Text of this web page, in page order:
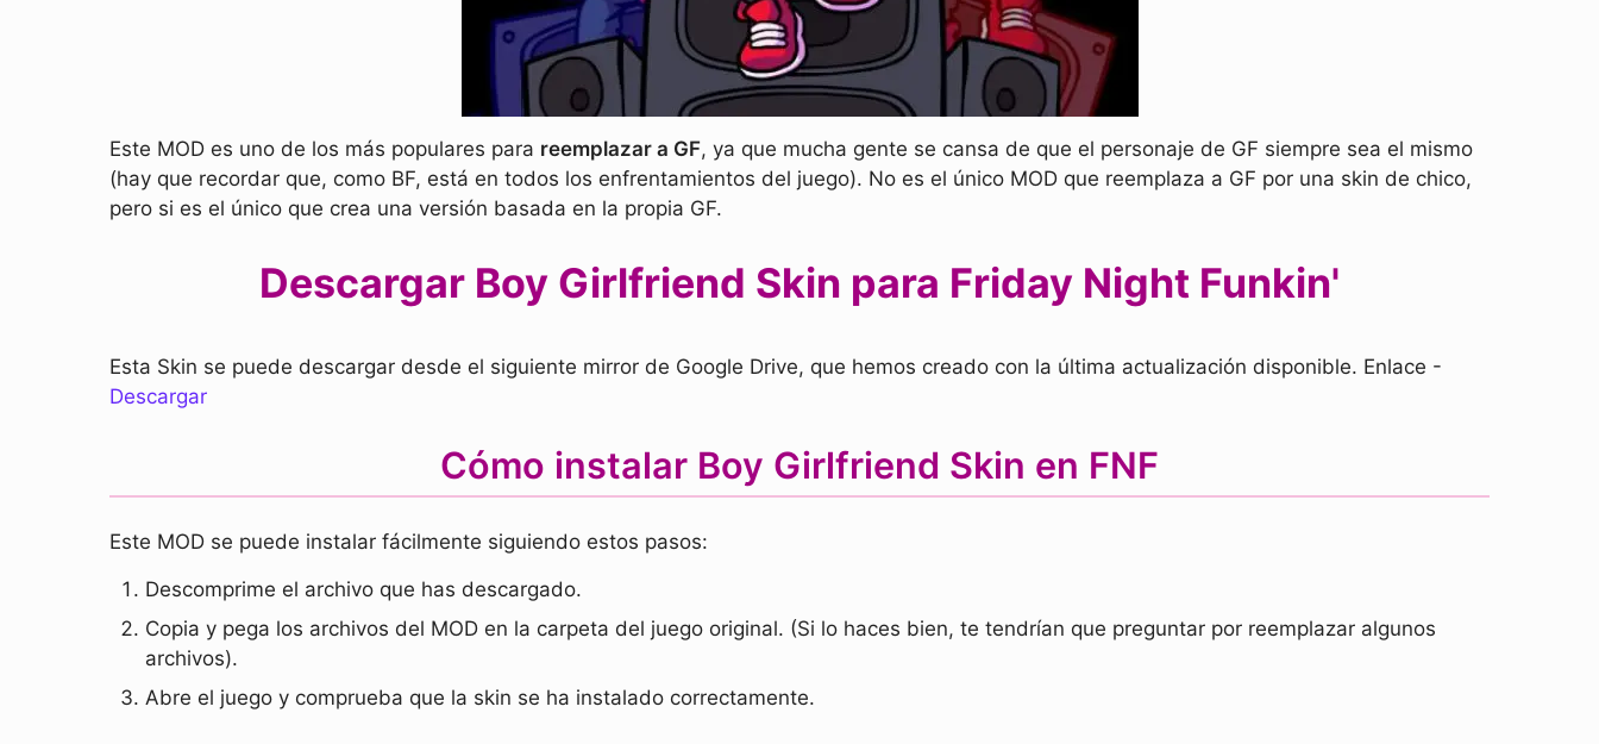
Este MOD es uno de los más populares para reemplazar a GF, ya que mucha gente se cansa de que el personaje de GF siempre sea el mismo
(hay que recordar que, como BF, está en todos los enfrentamientos del juego). No es el único MOD que reemplaza a GF por una skin de chico,
pero si es el único que crea una versión basada en la propia GF.
Descargar Boy Girlfriend Skin para Friday Night Funkin'
Esta Skin se puede descargar desde el siguiente mirror de Google Drive, que hemos creado con la última actualización disponible. Enlace -
Descargar
Cómo instalar Boy Girlfriend Skin en FNF
Este MOD se puede instalar fácilmente siguiendo estos pasos:
Descomprime el archivo que has descargado.
Copia y pega los archivos del MOD en la carpeta del juego original. (Si lo haces bien, te tendrían que preguntar por reemplazar algunos
archivos).
Abre el juego y comprueba que la skin se ha instalado correctamente.